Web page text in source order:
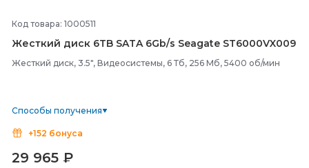
Код товара: 1000511
Жесткий диск 6TB SATA 6Gb/s Seagate ST6000VX009
Жесткий диск, 3.5", Видеосистемы, 6 Тб, 256 Мб, 5400 об/мин
Способы получения
+152 бонуса
29 965 ₽